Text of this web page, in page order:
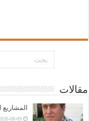
مقالات
08-09